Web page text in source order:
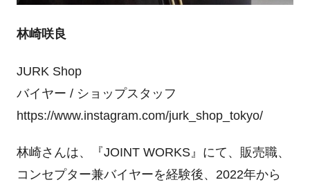
林崎咲良
JURK Shop
バイヤー / ショップスタッフ
https://www.instagram.com/jurk_shop_tokyo/
林崎さんは、『JOINT WORKS』にて、販売職、
コンセプター兼バイヤーを経験後、2022年から